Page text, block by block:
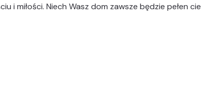
miłości. Niech Wasz dom zawsze będzie pełen